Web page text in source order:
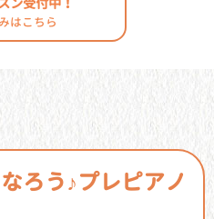
ン受付中！
はこちら
ろう♪プレピアノ